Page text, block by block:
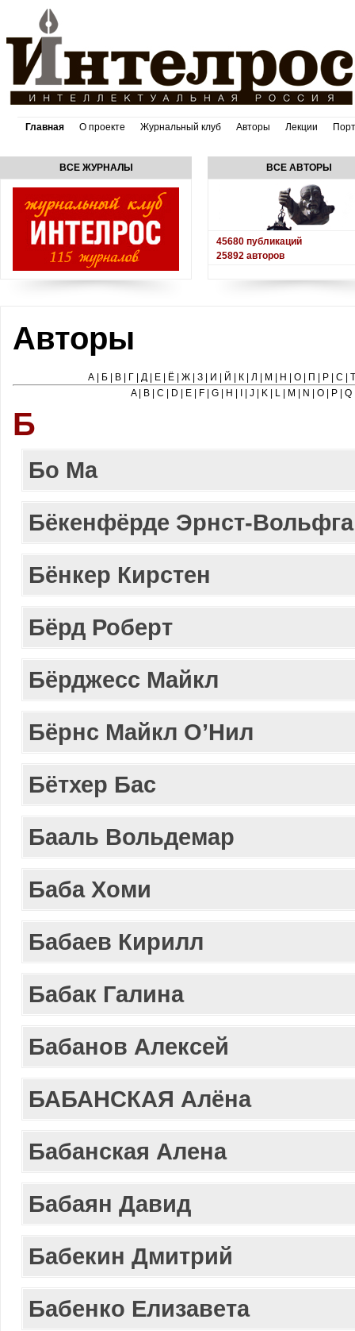
Главная О проекте Журнальный клуб Авторы Лекции
ВСЕ ЖУРНАЛЫ ВСЕ АВТОРЫ
45680 публикаций
25892 авторов
Авторы
А Б В Г Д Е Ё Ж З И Й К Л М Н О П Р С
Т
A| B| C D E| F| G| H J| K| L| M N O| P| Q
Б
Бo Ma
Бёкенфёрде Эрнст-
Бёнкер Кирстен
Бёрд Роберт
Бёрджесс Майкл
Бёрнс Майкл О’Нил
Бётхер Бас
Бааль Вольдемар
Баба Хоми
Бабаев Кирилл
Бабак Галина
Бабанов Алексей
БАБАНСКАЯ Алёна
Бабанская Алена
Бабаян Давид
Бабекин Дмитрий
Бабенко Елизавета